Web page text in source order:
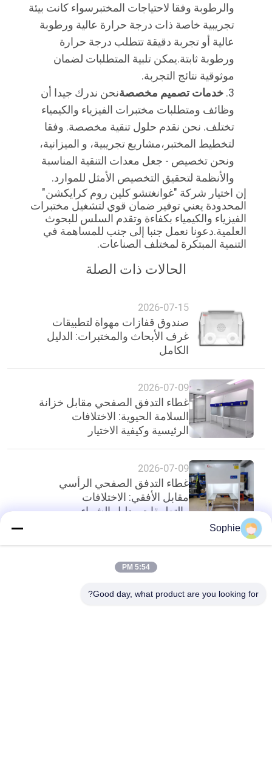
والرطوبة وفقا لاحتياجات المختبرسواء كانت بيئة
تجريبية خاصة ذات درجة حرارة عالية ورطوبة
عالية أو تجربة دقيقة تتطلب درجة حرارة
ورطوبة ثابتة.يمكن تلبية المتطلبات لضمان
موثوقية نتائج التجربة.
خدمات تصميم مخصصةنحن ندرك جيدا أن
وظائف ومتطلبات مختبرات الفيزياء والكيمياء
تختلف. نحن نقدم حلول تنقية مخصصة. وفقا
لتخطيط المختبر،مشاريع تجريبية، و الميزانية،
ونحن تخصيص - جعل معدات التنقية المناسبة
والأنظمة لتحقيق التخصيص الأمثل للموارد.
التنمية المبتكرة لمختلف الصناعات.
الحالات ذات الصلة
2026-07-15
صندوق قفازات مهواة لتطبيقات
غرف الأبحاث والمختبرات: الدليل
الكامل
2026-07-09
غطاء التدفق الصفحي مقابل خزانة
السلامة الحيوية: الاختلافات
الرئيسية وكيفية الاختيار
2026-07-09
غطاء التدفق الصفحي الرأسي
مقابل الأفقي: الاختلافات
والتطبيقات ودليل الشراء
أعلى
Sophie
5:54 PM
Good day, what product are you looking for?